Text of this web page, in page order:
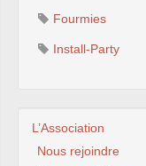
Fourmies
Install-Party
L’Association
Nous rejoindre